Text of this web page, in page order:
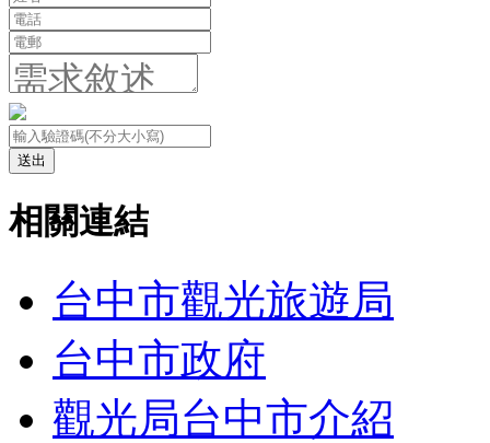
送出
相關連結
台中市觀光旅遊局
台中市政府
觀光局台中市介紹